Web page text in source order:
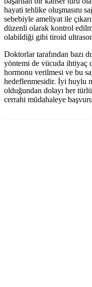
hayati tehlike oluşmasını
sebebiyle ameliyat ile
düzenli olarak kontrol
olabildiği gibi tiroid
Doktorlar tarafından bazı
yöntemi de vücuda ihtiyaç
hormonu verilmesi ve bu
hedeflenmesidir. İyi huylu
olduğundan dolayı her
cerrahi müdahaleye